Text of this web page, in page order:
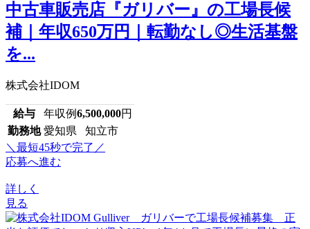
中古車販売店『ガリバー』の工場長候
補｜年収650万円｜転勤なし◎生活基盤
を...
株式会社IDOM
給与 年収例6,500,000円
勤務地 愛知県 知立市
＼最短45秒で完了／
応募へ進む
詳しく
見る